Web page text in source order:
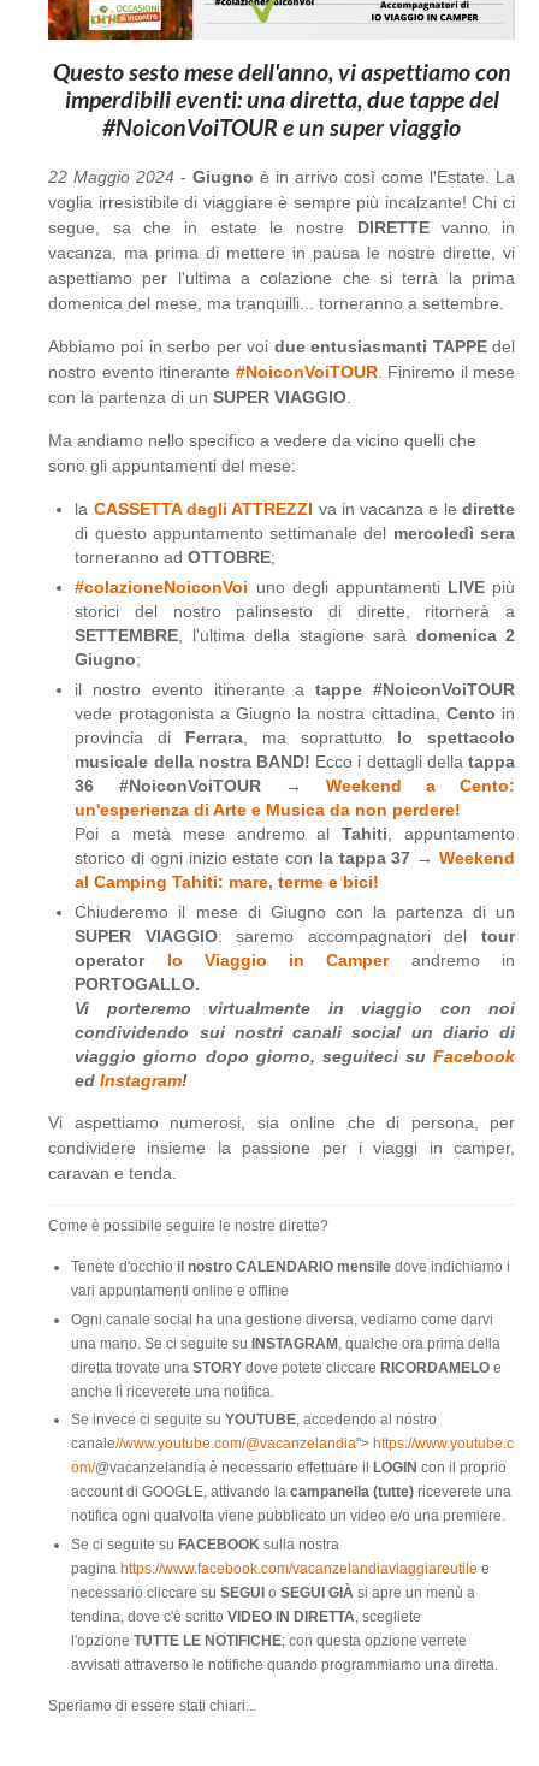
Questo sesto mese dell'anno, vi aspettiamo con
imperdibili eventi: una diretta, due tappe del
#NoiconVoiTOUR e un super viaggio
22 Maggio 2024 - Giugno è in arrivo così come l'Estate. La
voglia irresistibile di viaggiare è sempre più incalzante! Chi ci
segue, sa che in estate le nostre DIRETTEvanno in
vacanza, ma prima di mettere in pausa le nostre dirette, vi
aspettiamo per l'ultima a colazione che si terrà la prima
domenica del mese, ma tranquilli... torneranno a settembre.
Abbiamo poi in serbo per voi due entusiasmanti TAPPEdel
nostro evento itinerante #NoiconVoiTOUR. Finiremo il mese
con la partenza di un SUPER VIAGGIO
Ma andiamo nello specifico a vedere da vicino quelli che
sono gli appuntamenti del mese:
la CASSETTA degli ATTREZZI va in vacanza e ledirette
di questo appuntamento settimanale del mercoledì sera
torneranno adOTTOBRE;
#colazioneNoiconVoi uno degli appuntamenti LIVEpiù
storici del nostro palinsesto di dirette, ritornerà a
SETTEMBRE , l'ultima della stagione sarà domenica 2
Giugno;
il nostro evento itinerante atappe #NoiconVoiTOUR
vede protagonista a Giugno la nostra cittadina,
Cento in
provincia di Ferrara , ma soprattutto lo spettacolo
musicale della nostra BAND! Ecco i dettagli della tappa
36 #NoiconVoiTOUR → Weekend a Cento:
un'esperienza di Arte e Musica da non perdere!
Poi a metà mese andremo al Tahiti , appuntamento
storico di ogni inizio estate con la tappa 37 →Weekend
al Camping Tahiti: mare, terme e bici!
Chiuderemo il mese di Giugno con la partenza di un
SUPER VIAGGIO: saremo accompagnatori del tour
operator Io Viaggio in Camper
andremo in
PORTOGALLO.
Vi porteremo virtualmente in viaggio con noi
condividendo sui nostri canali social un diario di
viaggio giorno dopo giorno, seguiteci su Facebook
edInstagram!
Vi aspettiamo numerosi, sia online che di persona, per
condividere insieme la passione per i viaggi in camper,
caravan e tenda.
Come è possibile seguire le nostre dirette?
Tenete d'occhio il nostro CALENDARIO mensile dove indichiamo i
vari appuntamenti online e offline
Ogni canale social ha una gestione diversa, vediamo come darvi
una mano. Se ci seguite suINSTAGRAM , qualche ora prima della
diretta trovate unaSTORY dove potete cliccareRICORDAMELO e
anche lì riceverete una notifica.
Se invece ci seguite suYOUTUBE, accedendo al nostro
canale//www.youtube.com/@vacanzelandia"> https://www.youtube.c
om/@vacanzelandia è necessario effettuare il LOGIN con il proprio
account di GOOGLE, attivando lacampanella (tutte) riceverete una
notifica ogni qualvolta viene pubblicato un video e/o una premiere.
Se ci seguite suFACEBOOK sulla nostra
paginahttps://www.facebook.com/vacanzelandiaviaggiareutile e
necessario cliccare suSEGUI oSEGUI GIÀ si apre un menù a
tendina, dove c'è scrittoVIDEO IN DIRETTA, scegliete
l'opzioneTUTTE LE NOTIFICHE; con questa opzione verrete
avvisati attraverso le notifiche quando programmiamo una diretta.
Speriamo di essere stati chiari...